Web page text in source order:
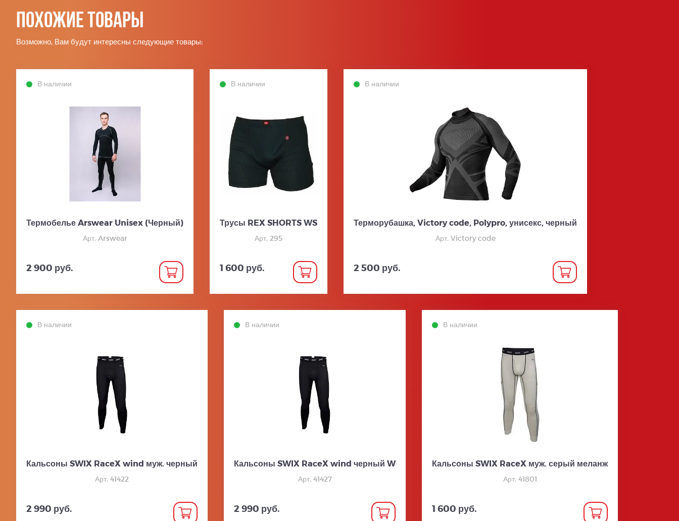
Похожие товары
Возможно, Вам будут интересны следующие товары:
В наличии
Термобелье Arswear Unisex (Черный)
Арт. Arswear
2 900 руб.
В наличии
Трусы REX SHORTS WS
Арт. 295
1 600 руб.
В наличии
Терморубашка, Victory code, Polypro, унисекс, черный
Арт. Victory code
2 500 руб.
В наличии
Кальсоны SWIX RaceX wind муж. черный
Арт. 41422
2 990 руб.
В наличии
Кальсоны SWIX RaceX wind черный W
Арт. 41427
2 990 руб.
В наличии
Кальсоны SWIX RaceX муж. серый меланж
Арт. 41801
1 600 руб.